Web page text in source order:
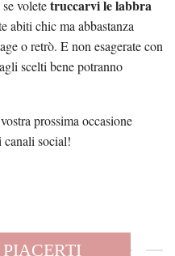
voletetruccarvi le labbra
abiti chic ma abbastanza
o retrò. E non esagerate con
scelti bene potranno
prossima occasione
canali social!